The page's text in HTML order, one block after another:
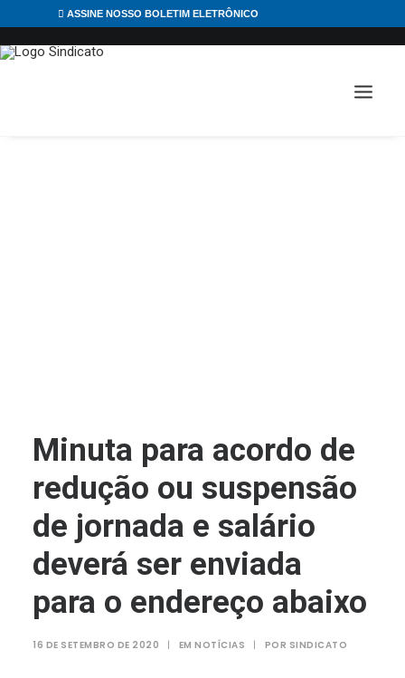
ASSINE NOSSO BOLETIM ELETRÔNICO
Minuta para acordo de
redução ou suspensão
de jornada e salário
deverá ser enviada
para o endereço abaixo
16 DE SETEMBRO DE 2020 | EM NOTÍCIAS | POR SINDICATO